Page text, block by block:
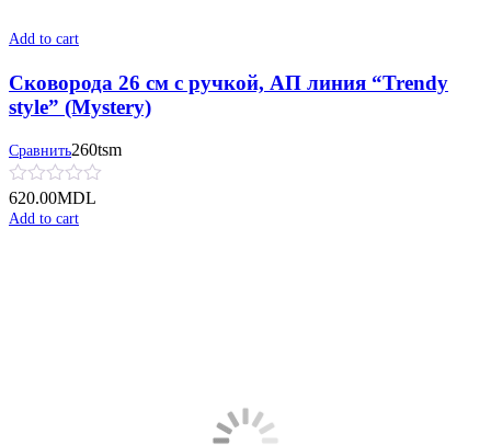
Add to cart
Сковорода 26 см с ручкой, АП линия “Trendy
style” (Mystery)
Сравнить260tsm
620.00MDL
Add to cart